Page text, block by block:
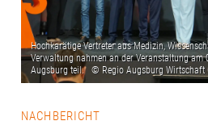
NACHBERICHT